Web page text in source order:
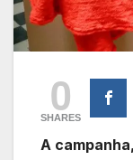
0
SHARES
A